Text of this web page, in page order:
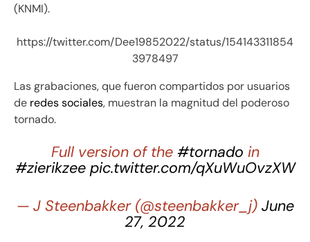
(KNMI).
https://twitter.com/Dee19852022/status/154143311854
3978497
Las grabaciones, que fueron compartidos por usuarios
de redes sociales, muestran la magnitud del poderoso
tornado.
Full version of the #tornado in
#zierikzee pic.twitter.com/qXuWuOvzXW
— J Steenbakker (@steenbakker_j) June
27, 2022